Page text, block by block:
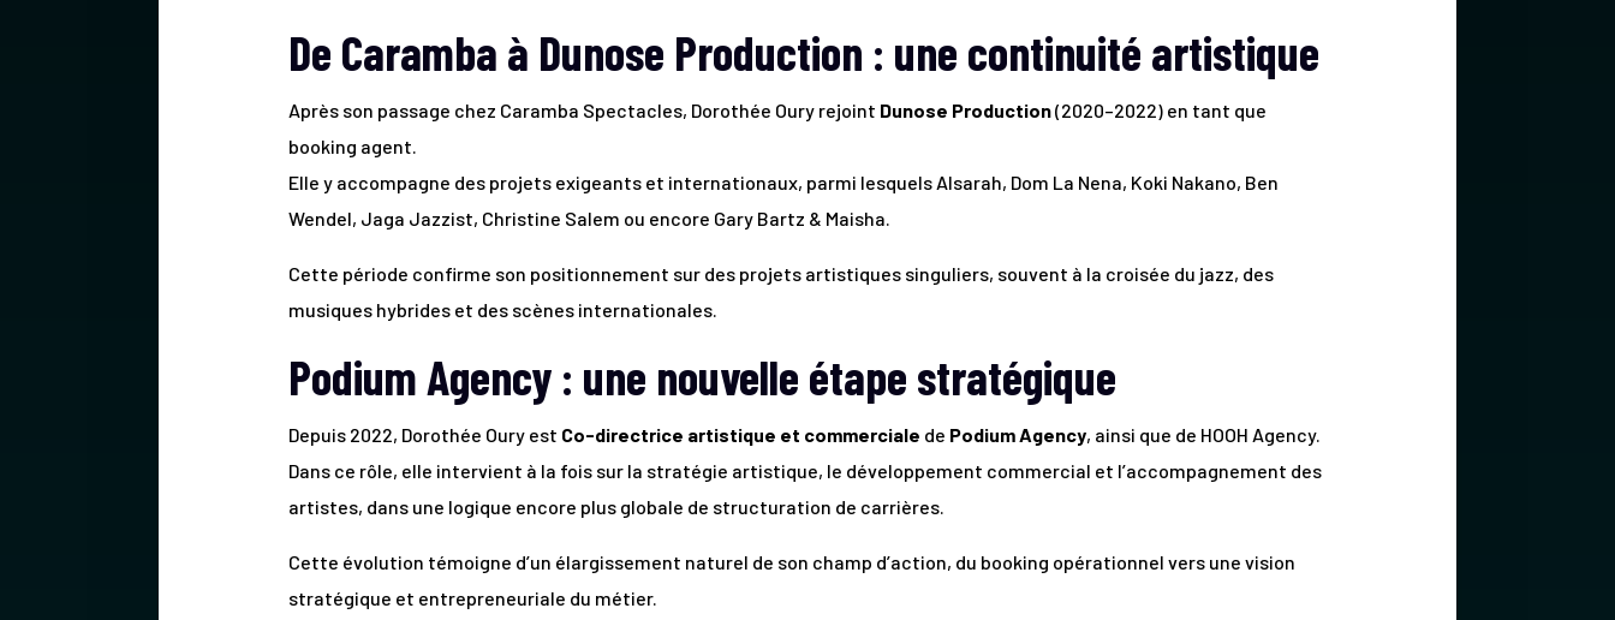
De Caramba à Dunose Production : une continuité artistique
Après son passage chez Caramba Spectacles, Dorothée Oury rejoint Dunose Production(2020–2022) en tant que
booking agent.
Elle y accompagne des projets exigeants et internationaux, parmi lesquels Alsarah, Dom La Nena, Koki Nakano, Ben
Wendel, Jaga Jazzist, Christine Salem ou encore Gary Bartz & Maisha.
Cette période confirme son positionnement sur des projets artistiques singuliers, souvent à la croisée du jazz, des
musiques hybrides et des scènes internationales.
Podium Agency : une nouvelle étape stratégique
Depuis 2022, Dorothée Oury est Co-directrice artistique et commerciale de Podium Agency, ainsi que de HOOH Agency.
Dans ce rôle, elle intervient à la fois sur la stratégie artistique, le développement commercial et l’accompagnement des
artistes, dans une logique encore plus globale de structuration de carrières.
Cette évolution témoigne d’un élargissement naturel de son champ d’action, du booking opérationnel vers une vision
stratégique et entrepreneuriale du métier.